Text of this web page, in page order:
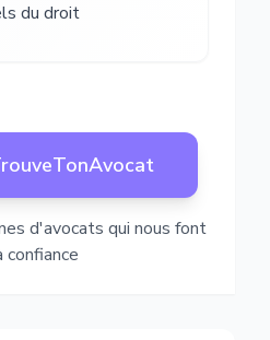
du droit
d'avocats qui nous font
confiance